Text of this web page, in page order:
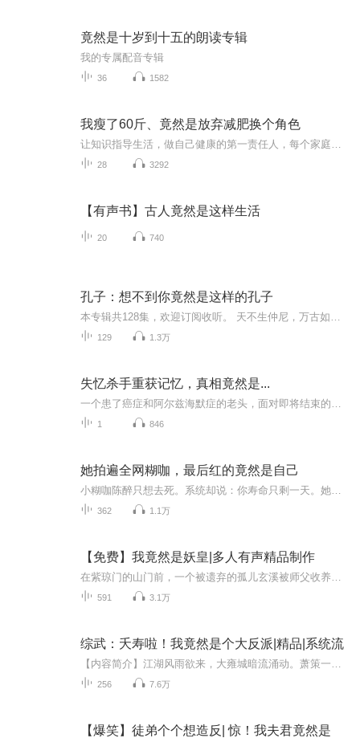
竟然是十岁到十五的朗读专辑
我的专属配音专辑
36 1582
我瘦了60斤、竟然是放弃减肥换个角色
28 3292
【有声书】古人竟然是这样生活
20 740
孔子：想不到你竟然是这样的孔子
129 1.3万
失忆杀手重获记忆，真相竟然是...
1 846
她拍遍全网糊咖，最后红的竟然是自己
362 1.1万
【免费】我竟然是妖皇|多人有声精品制作
591 3.1万
综武：夭寿啦！我竟然是个大反派|精品|系统流
256 7.6万
【爆笑】徒弟个个想造反| 惊！我夫君竟然是